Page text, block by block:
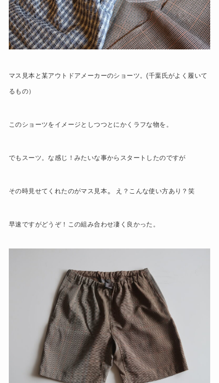
マス見本と某アウトドアメーカーのショーツ。(千葉氏がよく履いて
るもの）
このショーツをイメージとしつつとにかくラフな物を。
でもスーツ。な感じ！みたいな事からスタートしたのですが
その時見せてくれたのがマス見本。 え？こんな使い方あり？笑
早速ですがどうぞ！この組み合わせ凄く良かった。